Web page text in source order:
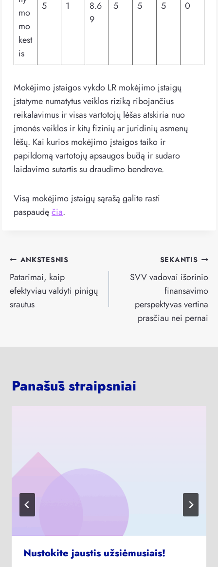
mo
mo
kest
is
5
1
8.6
9
5
5
5
0
Mokėjimo įstaigos vykdo LR mokėjimo įstaigų
įstatyme numatytus veiklos riziką ribojančius
reikalavimus ir visas vartotojų lėšas atskiria nuo
įmonės veiklos ir kitų fizinių ar juridinių asmenų
lėšų. Kai kurios mokėjimo įstaigos taiko ir
papildomą vartotojų apsaugos būdą ir sudaro
laidavimo sutartis su draudimo bendrove.
Visą mokėjimo įstaigų sąrašą galite rasti
paspaudęčia.
Navigacija
tarp
įrašų
ANKSTESNIS
Patarimai, kaip
efektyviau valdyti pinigų
srautus
SEKANTIS
SVV vadovai išorinio
finansavimo
perspektyvas vertina
prasčiau nei pernai
Panašūs straipsniai
Nustokite jaustis užsiėmusiais!